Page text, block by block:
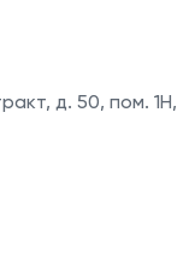
д. 50, пом. 1Н,